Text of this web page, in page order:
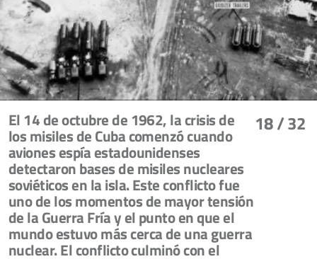
18/ 32
El 14 de octubre de 1962, la crisis de
los misiles de Cuba comenzó cuando
aviones espía estadounidenses
detectaron bases de misiles nucleares
soviéticos en la isla. Este conflicto fue
uno de los momentos de mayor tensión
de la Guerra Fría y el punto en que el
mundo estuvo más cerca de una guerra
nuclear. El conflicto culminó con el